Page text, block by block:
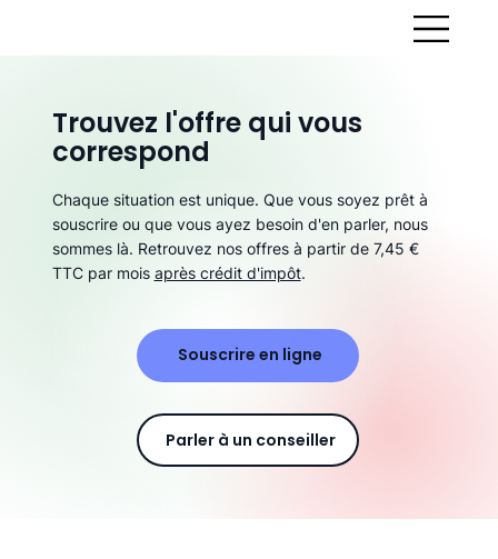
Trouvez l'offre qui vous
correspond
Chaque situation est unique. Que vous soyez prêt à
souscrire ou que vous ayez besoin d'en parler, nous
sommes là. Retrouvez nos offres à partir de 7,45 €
TTC par mois après crédit d'impôt.
Souscrire en ligne
Parler à un conseiller